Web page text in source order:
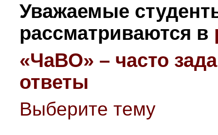
Уважаемые
рассматриваются в
«ЧаВО» – часто
ответы
Выберите тему